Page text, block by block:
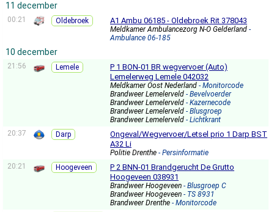
11 december
00:21 Oldebroek A1 Ambu 06185 - Oldebroek Rit 378043
Meldkamer Ambulancezorg N-O Gelderland -
Ambulance 06-185
10 december
21:56 Lemele
P 1 BON-01 BR wegvervoer (Auto)
Lemelerweg Lemele 042032
Meldkamer Oost Nederland - Monitorcode
Brandweer Lemelerveld - Bevelvoerder
Brandweer Lemelerveld - Kazernecode
Brandweer Lemelerveld - Blusgroep
Brandweer Lemelerveld - Lichtkrant
20:37
Darp
Ongeval/Wegvervoer/Letsel prio 1 Darp BST
A32 Li
Politie Drenthe - Persinformatie
20:21
Hoogeveen
P 2 BNN-01 Brandgerucht De Grutto
Hoogeveen 038931
Brandweer Hoogeveen - Blusgroep C
Brandweer Hoogeveen - TS 8931
Brandweer Drenthe - Monitorcode